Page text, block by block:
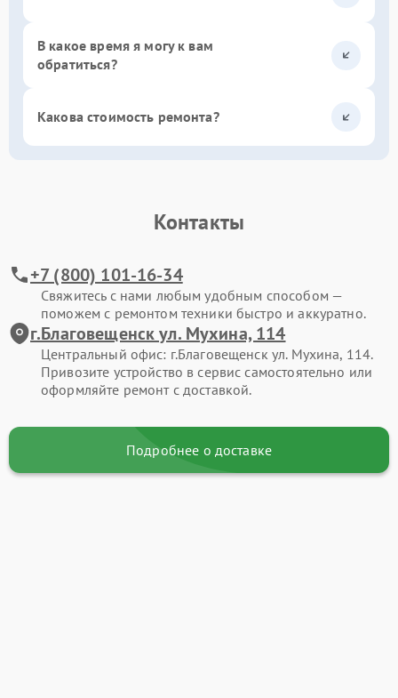
В какое время я могу к вам
обратиться?
Какова стоимость ремонта?
Контакты
+7 (800) 101-16-34
Свяжитесь с нами любым удобным способом —
поможем с ремонтом техники быстро и аккуратно.
г.Благовещенск ул. Мухина, 114
Центральный офис: г.Благовещенск ул. Мухина, 114.
Привозите устройство в сервис самостоятельно или
оформляйте ремонт с доставкой.
Подробнее о доставке